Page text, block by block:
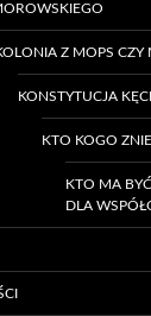
Z MOPS CZY
KONSTYTUCJA
KTO KOGO
KTO MA
DLA